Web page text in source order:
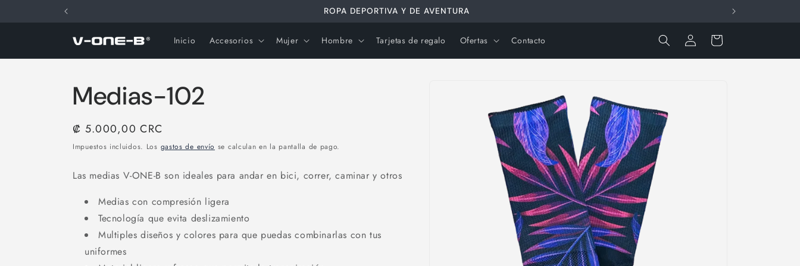
al contenido
ROPA DEPORTIVA Y DE AVENTURA
Inicio Accesorios Mujer Hombre Tarjetas de regalo Ofertas Contacto
Iniciar
sesión
Carrito
del producto
Medias-102
Precio
habitual
₡ 5.000,00 CRC
Impuestos incluidos. Los gastos de envío se calculan en la pantalla de pago.
Las medias V-ONE-B son ideales para andar en bici, correr, caminar y otros
Medias con compresión ligera
Tecnología que evita deslizamiento
Multiples diseños y colores para que puedas combinarlas con tus
uniformes